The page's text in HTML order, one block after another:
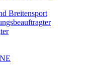
Breitensport